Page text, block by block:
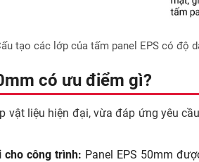
tạo các lớp của tấm panel EPS có độ
có ưu điểm gì?
vật liệu hiện đại, vừa đáp ứng yêu
cho công trình: Panel EPS 50mm